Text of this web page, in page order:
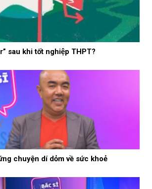
sau khi tốt nghiệp THPT?
chuyện dí dỏm về sức khoẻ